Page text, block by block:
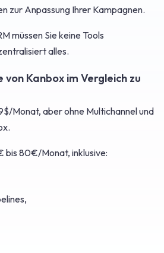
zur Anpassung Ihrer Kampagnen.
müssen Sie keine Tools
alles.
von Kanbox im Vergleich zu
Monat, aber ohne Multichannel und
bis 80€/Monat, inklusive: